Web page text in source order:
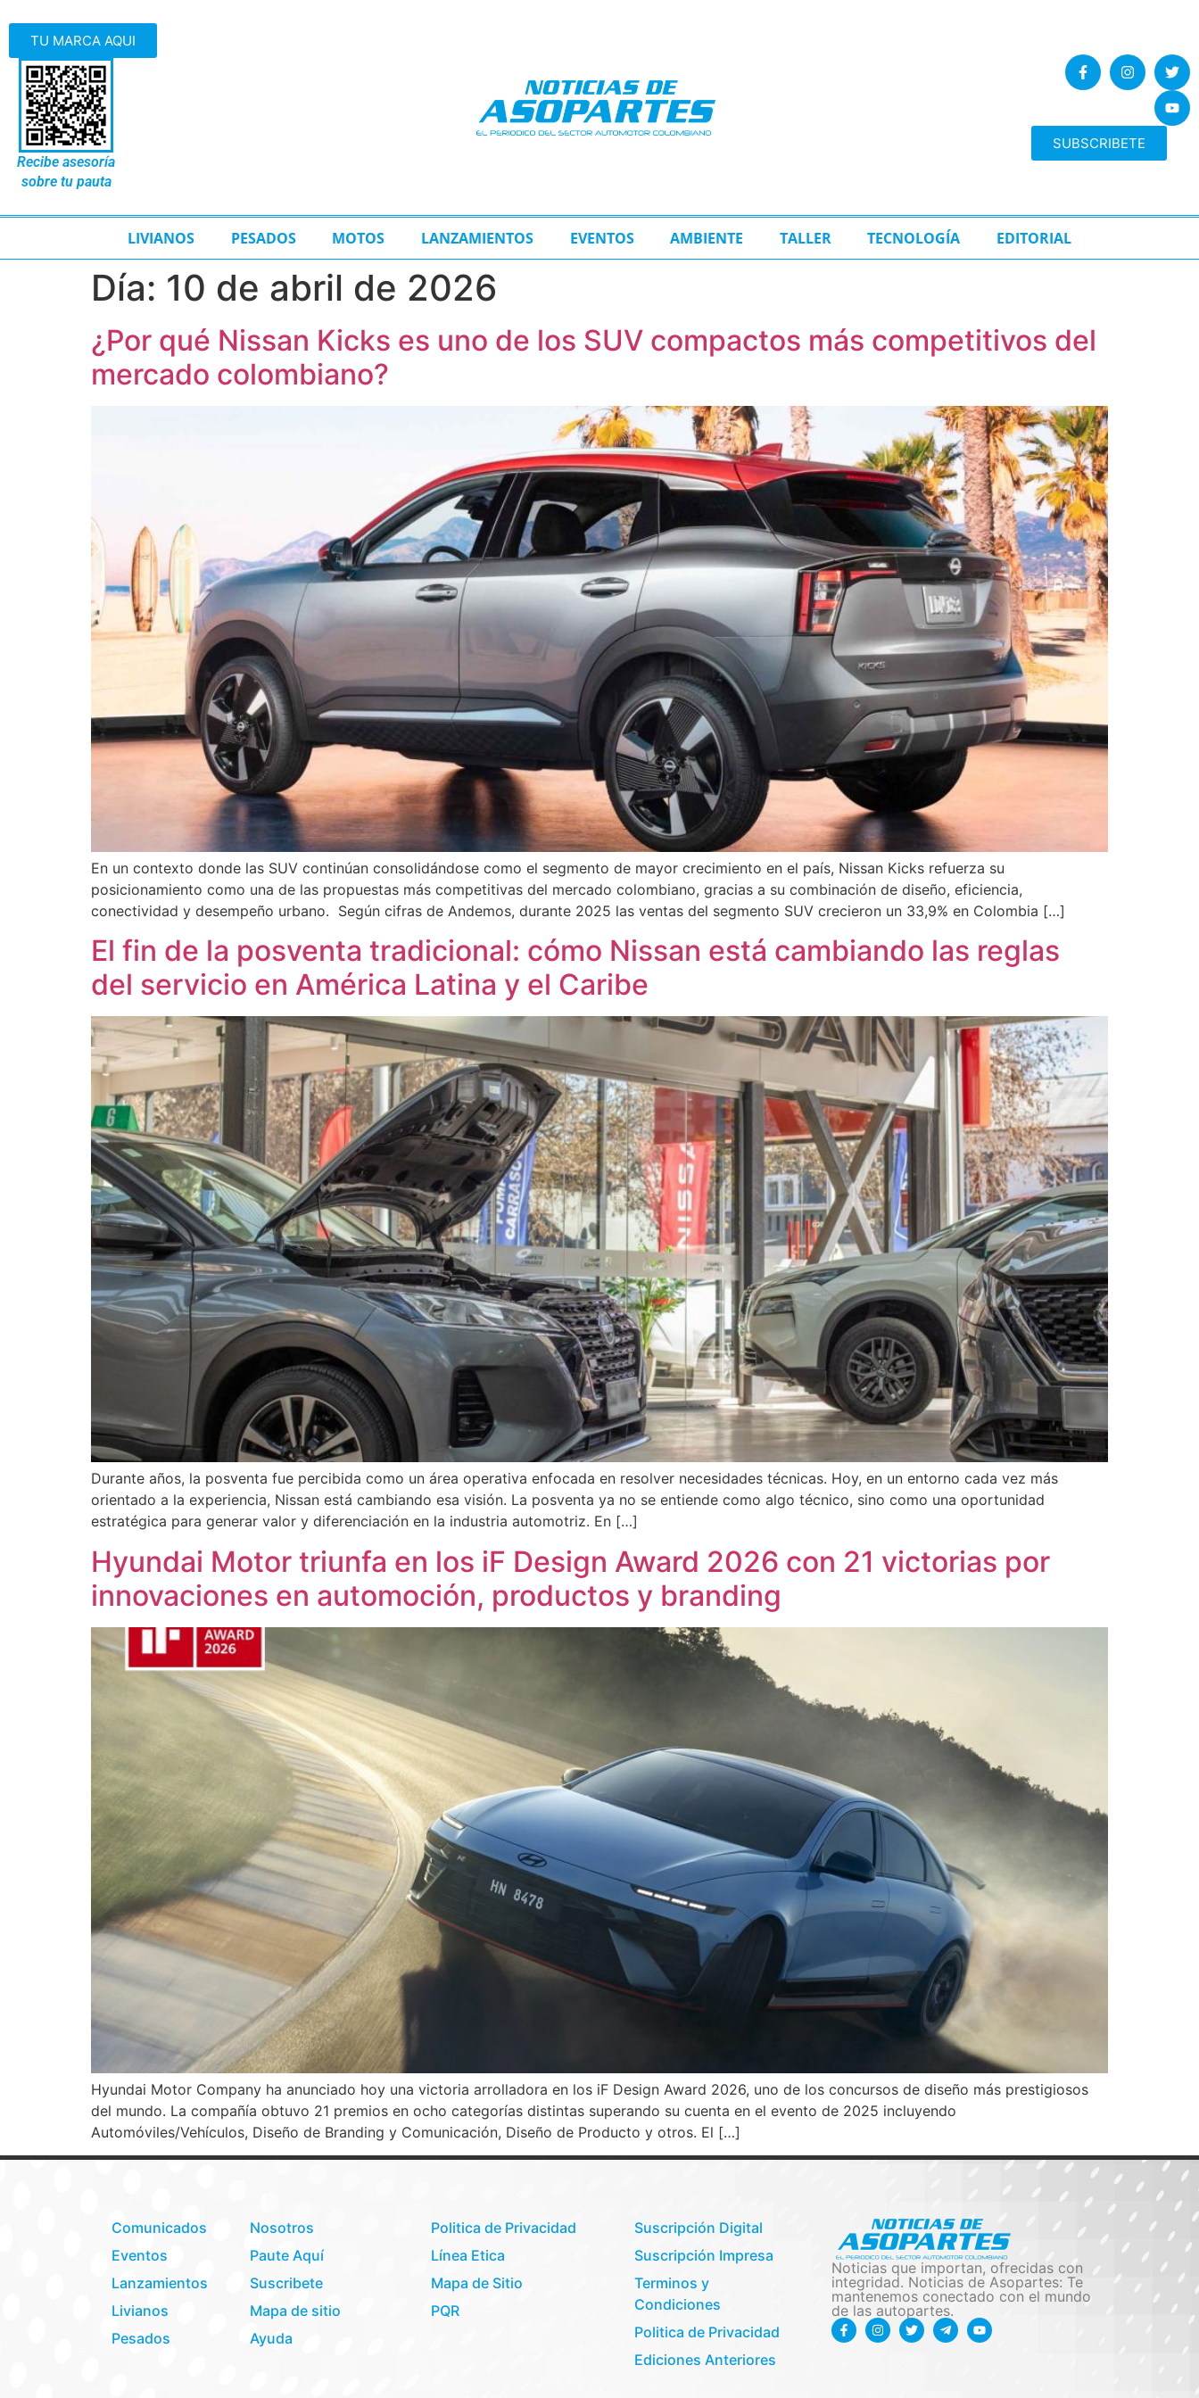
TU MARCA AQUI
Recibe asesoría
sobre tu pauta
SUBSCRIBETE
LIVIANOS PESADOS MOTOS LANZAMIENTOS EVENTOS AMBIENTE TALLER TECNOLOGÍA EDITORIAL
Día: 10 de abril de 2026
¿Por qué Nissan Kicks es uno de los SUV compactos más competitivos del
mercado colombiano?
En un contexto donde las SUV continúan consolidándose como el segmento de mayor crecimiento en el país, Nissan Kicks refuerza su
posicionamiento como una de las propuestas más competitivas del mercado colombiano, gracias a su combinación de diseño, eficiencia,
conectividad y desempeño urbano. Según cifras de Andemos, durante 2025 las ventas del segmento SUV crecieron un 33,9% en Colombia […]
El fin de la posventa tradicional: cómo Nissan está cambiando las reglas
del servicio en América Latina y el Caribe
Durante años, la posventa fue percibida como un área operativa enfocada en resolver necesidades técnicas. Hoy, en un entorno cada vez más
orientado a la experiencia, Nissan está cambiando esa visión. La posventa ya no se entiende como algo técnico, sino como una oportunidad
estratégica para generar valor y diferenciación en la industria automotriz. En […]
Hyundai Motor triunfa en los iF Design Award 2026 con 21 victorias por
innovaciones en automoción, productos y branding
Hyundai Motor Company ha anunciado hoy una victoria arrolladora en los iF Design Award 2026, uno de los concursos de diseño más prestigiosos
del mundo. La compañía obtuvo 21 premios en ocho categorías distintas superando su cuenta en el evento de 2025 incluyendo
Automóviles/Vehículos, Diseño de Branding y Comunicación, Diseño de Producto y otros. El […]
Comunicados
Eventos
Lanzamientos
Livianos
Pesados
Nosotros
Paute Aquí
Suscribete
Mapa de sitio
Ayuda
Politica de Privacidad
Línea Etica
Mapa de Sitio
PQR
Suscripción Digital
Suscripción Impresa
Terminos y
Condiciones
Politica de Privacidad
Ediciones Anteriores
Noticias que importan, ofrecidas con
integridad. Noticias de Asopartes: Te
mantenemos conectado con el mundo
de las autopartes.